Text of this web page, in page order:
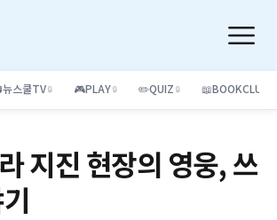
뉴스쿨TV🔒 🎮PLAY🔒 ✏️QUIZ 🔒 📖BOOKCLUB
지진 현장의 영웅, 쓰